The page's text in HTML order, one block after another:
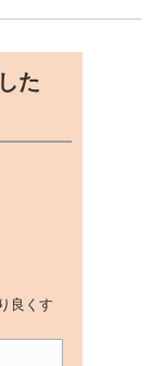
た
良くす